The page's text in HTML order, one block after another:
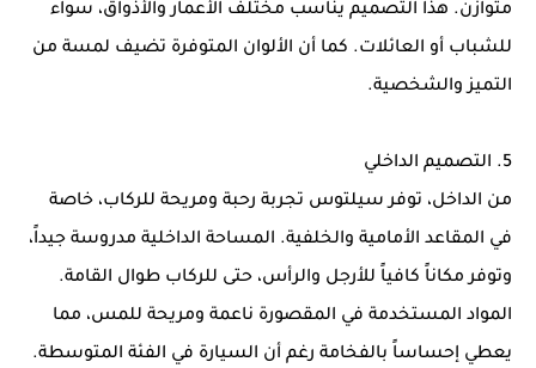
متوازن. هذا التصميم يناسب مختلف الأعمار والأذواق، سواء
للشباب أو العائلات. كما أن الألوان المتوفرة تضيف لمسة من
التميز والشخصية.
5. التصميم الداخلي
من الداخل، توفر سيلتوس تجربة رحبة ومريحة للركاب، خاصة
في المقاعد الأمامية والخلفية. المساحة الداخلية مدروسة جيداً،
وتوفر مكاناً كافياً للأرجل والرأس، حتى للركاب طوال القامة.
المواد المستخدمة في المقصورة ناعمة ومريحة للمس، مما
يعطي إحساساً بالفخامة رغم أن السيارة في الفئة المتوسطة.